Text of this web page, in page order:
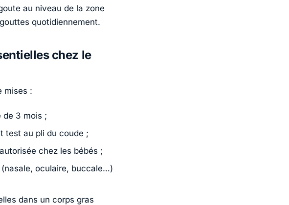
au niveau de la zone
quotidiennement.
chez le
mises :
de 3 mois ;
test au pli du coude ;
chez les bébés ;
oculaire, buccale…)
dans un corps gras